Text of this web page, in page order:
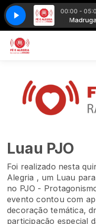
00:00 -
Apaixonado_50k
Luau PJO
Foi realizado nesta
Alegria , um Luau
no PJO -
evento contou com
decoração temática,
participação especial